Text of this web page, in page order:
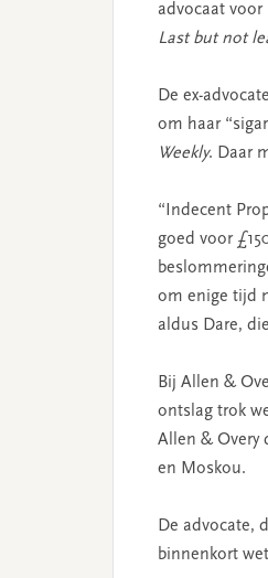
advocaat
Last but not
De ex-
om haar
Weekly. Daar
“Indecent
goed voor
om enige tijd
aldus Dare,
Bij Allen &
ontslag trok
Allen & Overy
en Moskou.
De advocate,
binnenkort